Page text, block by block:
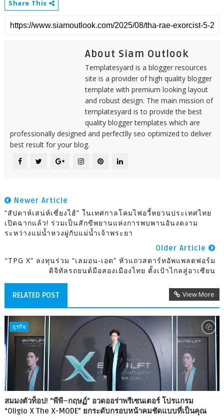
Share This
About Siam Outlook
Templatesyard is a blogger resources
site is a provider of high quality blogger
template with premium looking layout
and robust design. The main mission of
templatesyard is to provide the best
quality blogger templates which are
professionally designed and perfectlly seo optimized to deliver
best result for your blog.
Newer Article
“สัปดาห์เสน่ห์เซี่ยงไฮ้” ในเทศกาลโคมไฟอวี้หยวนประเทศไทย
เปิดฉากแล้ว! ร่วมเป็นสักขีพยานแห่งการพบพานอันงดงาม
ระหว่างแม่น้ำหวงผู่กับแม่น้ำเจ้าพระยา
Older Article
“TPG X” ลงทุนร่วม “เลมอน-เอด” หัวแถวสตาร์ทอัพแพลตฟอร์ม
ดิจิทัลรถยนต์มือสองเมืองไทย ตั้งเป้าไกลสู่อาเซียน
RELATED POST View More
ธุรกิจ
สมมงตัวท็อป! "พีพี–กฤษฏ์" อวดออร่าพรีเซนเตอร์ โปรแกรม
“Oligio X The X-MODE” ยกระดับกรอบหน้าคมชัดแบบที่เป็นคุณ